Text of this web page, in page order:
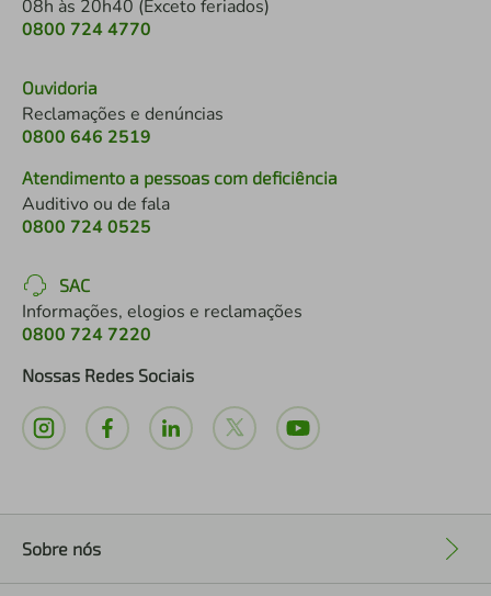
08h às 20h40 (Exceto feriados)
0800 724 4770
Ouvidoria
Reclamações e denúncias
0800 646 2519
Atendimento a pessoas com deficiência
Auditivo ou de fala
0800 724 0525
SAC
Informações, elogios e reclamações
0800 724 7220
Nossas Redes Sociais
Sobre nós